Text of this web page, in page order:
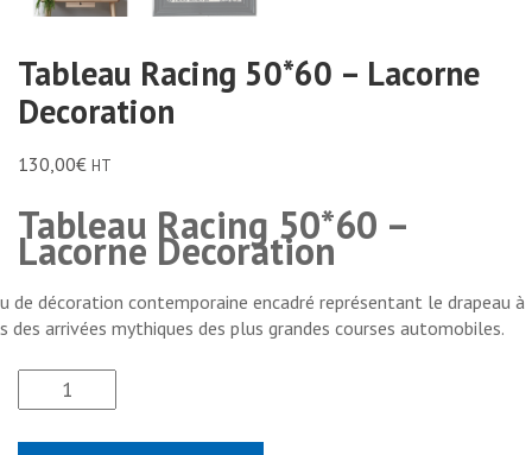
Tableau Racing 50*60 – Lacorne
Decoration
130,00€ HT
Tableau Racing 50*60 –
Lacorne Decoration
de décoration contemporaine encadré représentant le drapeau à
des arrivées mythiques des plus grandes courses automobiles.